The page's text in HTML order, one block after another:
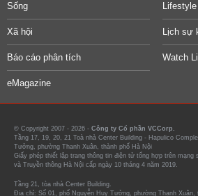
Sống Lifestyle
Xã hội Lịch sự
Báo cáo phân tích Watch
eMagazine
© Copyright 2007 - 2026 - Công ty Cổ phần VCCorp.
Tầng 17, 19, 20, 21 Toà nhà Center Building - Hapulico
Tưởng, phường Thanh Xuân, thành phố Hà Nội
Giấy phép thiết lập trang thông tin điện tử tổng hợp trên
và Truyền thông Hà Nội cấp ngày 10 tháng 4 năm 2019.
Tầng 21, tòa nhà Center Building.
Địa chỉ: Số 01, phố Nguyễn Huy Tưởng, phường Thanh Xuân,